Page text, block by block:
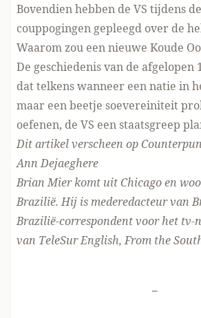
Bovendien hebben de VS tijdens
couppogingen gepleegd over de
Waarom zou een nieuwe Koude
De geschiedenis van de afgelopen
dat telkens wanneer een natie in
maar een beetje soevereiniteit
oefenen, de VS een staatsgreep
Dit artikel verscheen op
Ann Dejaeghere
Brian Mier komt uit Chicago en
Brazilië. Hij is mederedacteur van
Brazilië-correspondent voor het tv-
van TeleSur English, From the
-